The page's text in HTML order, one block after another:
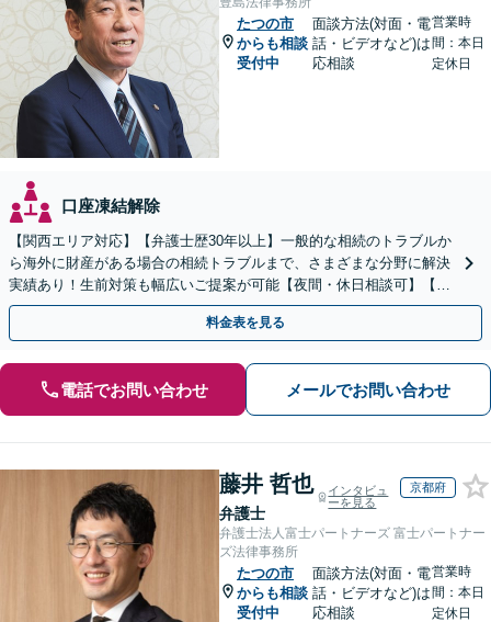
たつの市
からも相談
受付中
面談方法(対面・電
話・ビデオなど)は
応相談
営業時
間：本日
定休日
口座凍結解除
【関西エリア対応】【弁護士歴30年以上】一般的な相続のトラブルか
ら海外に財産がある場合の相続トラブルまで、さまざまな分野に解決
実績あり！生前対策も幅広いご提案が可能【夜間・休日相談可】【完
全個室】
料金表を見る
電話でお問い合わせ メールでお問い合わせ
藤井 哲也
弁護士
インタビュ
ーを見る
京都府
弁護士法人富士パートナーズ 富士パートナー
ズ法律事務所
たつの市
からも相談
受付中
面談方法(対面・電
話・ビデオなど)は
応相談
営業時
間：本日
定休日